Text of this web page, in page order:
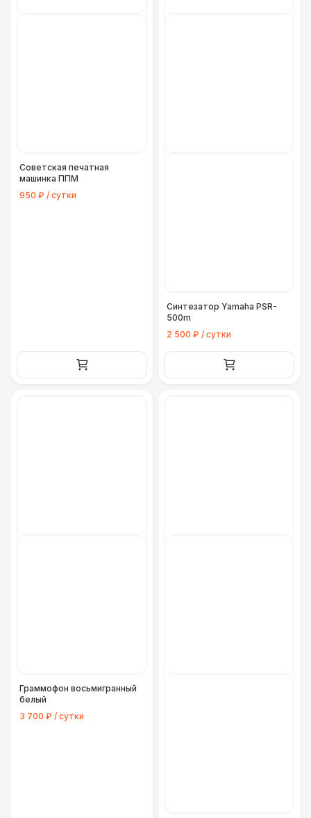
Советская печатная
машинка ППМ
950 ₽ / сутки
Синтезатор Yamaha PSR-
500m
2 500 ₽ / сутки
Граммофон восьмигранный
белый
3 700 ₽ / сутки